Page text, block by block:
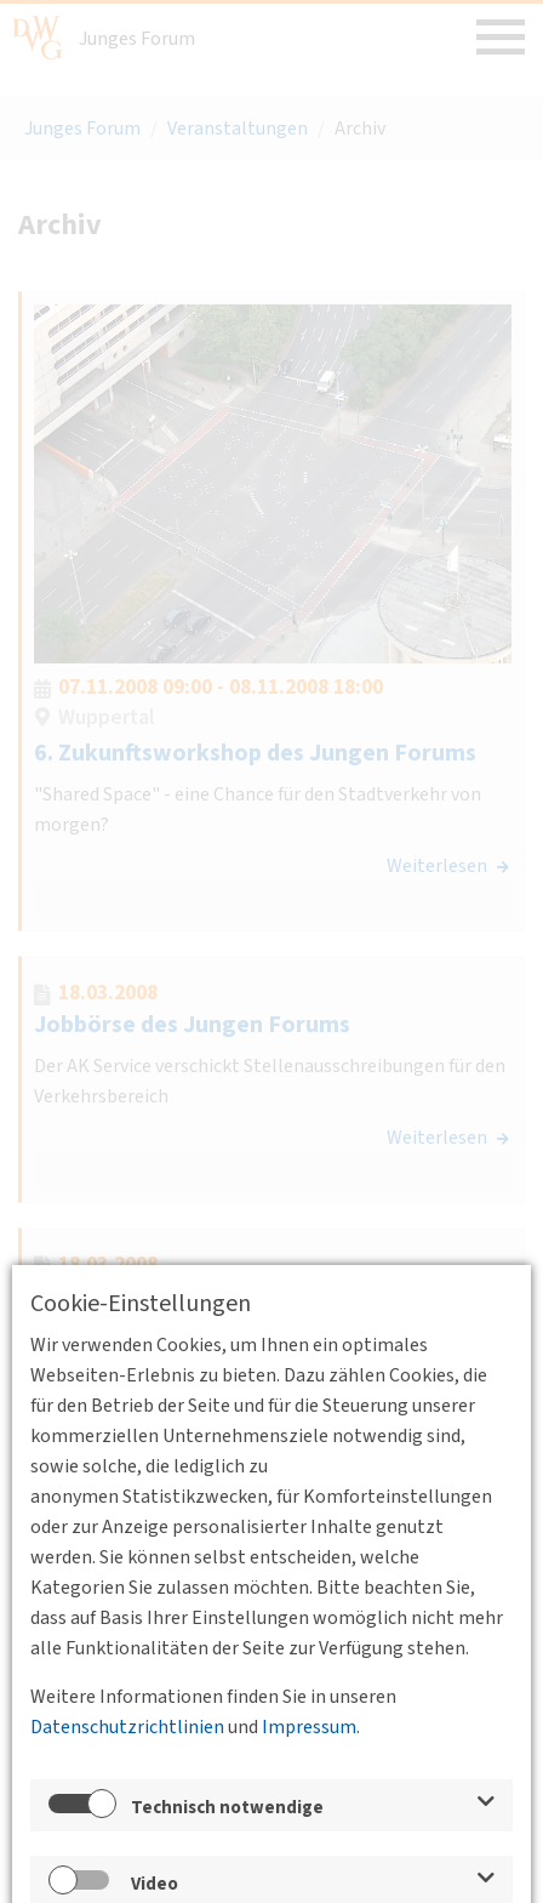
Cookie-Einstellungen
Wir verwenden Cookies, um Ihnen ein optimales
Webseiten-Erlebnis zu bieten. Dazu zählen Cookies, die
für den Betrieb der Seite und für die Steuerung unserer
kommerziellen Unternehmensziele notwendig sind,
sowie solche, die lediglich zu
anonymen Statistikzwecken, für Komforteinstellungen
oder zur Anzeige personalisierter Inhalte genutzt
werden. Sie können selbst entscheiden, welche
Kategorien Sie zulassen möchten. Bitte beachten Sie,
dass auf Basis Ihrer Einstellungen womöglich nicht mehr
alle Funktionalitäten der Seite zur Verfügung stehen.
Weitere Informationen finden Sie in unseren
Datenschutzrichtlinienund Impressum.
Technisch notwendige
Video
Junges Forum
Junges Forum Veranstaltungen Archiv
Archiv
07.11.2008 09:00 - 08.11.2008 18:00
6. Zukunftsworkshop des Jungen Forums
"Shared Space" - eine Chance für den Stadtverkehr von
morgen?
Weiterlesen
18.03.2008
Jobbörse des Jungen Forums
Der AK Service verschickt Stellenausschreibungen für den
Verkehrsbereich
Weiterlesen
18.03.2008
Neue Richtlinie des Jungen Forums
Das Junge Forum der DVWG hat sich auf der
außerordentlichen Bundesdelegiertenkonferenz am 08.
März 2008 in Hannover eine neue Richtlinie gegeben.
Weiterlesen
17.03.2008
Gute Fahrt mit unserem Mobilitätspartner
DB Bahn
jeweiligen Veranstaltungsorten der zentralen
Veranstaltungen der Deutschen
Weiterlesen